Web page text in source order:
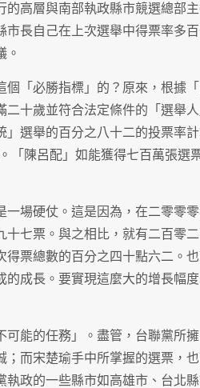
高層與南部執政縣市競選總部
長自己在上次選舉中得票率多
。
個「必勝指標」的？原來，根據
十歲並符合法定條件的「選舉人
選舉的百分之八十二的投票率計
「陳呂配」如能獲得七百萬張選
場硬仗。這是因為，在二零零
七票。與之相比，就有二百零
票總數的百分之四十點六二。
成長。要實現這麼大的增長幅
能的任務」。盡管，台聯黨所
而宋楚瑜手中所掌握的選票，
政的一些縣市如高雄市、台北縣